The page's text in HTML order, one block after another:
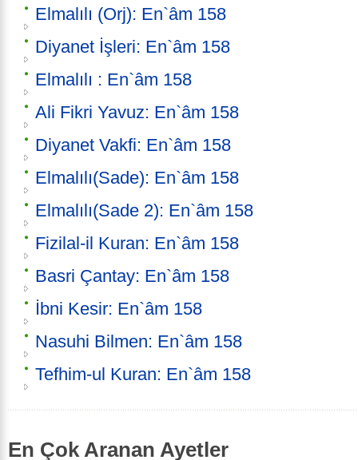
Elmalılı (Orj): En`âm 158
Diyanet İşleri: En`âm 158
Elmalılı : En`âm 158
Ali Fikri Yavuz: En`âm 158
Diyanet Vakfi: En`âm 158
Elmalılı(Sade): En`âm 158
Elmalılı(Sade 2): En`âm 158
Fizilal-il Kuran: En`âm 158
Basri Çantay: En`âm 158
İbni Kesir: En`âm 158
Nasuhi Bilmen: En`âm 158
Tefhim-ul Kuran: En`âm 158
En Çok Aranan Ayetler